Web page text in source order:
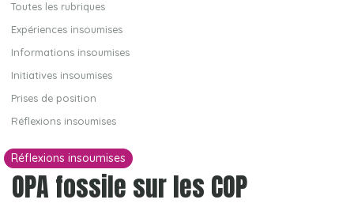
Toutes les rubriques
Expériences insoumises
Informations insoumises
Initiatives insoumises
Prises de position
Réflexions insoumises
Réflexions insoumises
OPA fossile sur les COP